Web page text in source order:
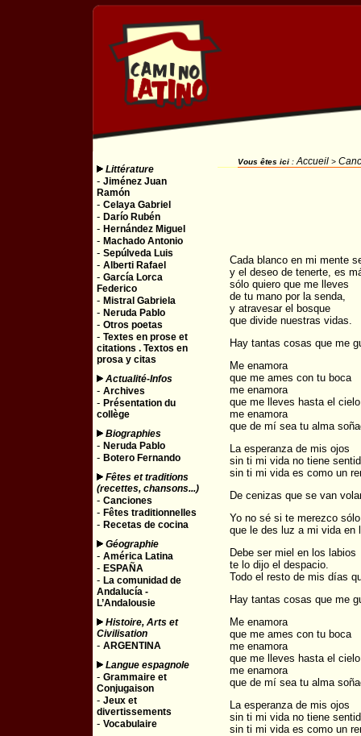
Littérature
- Jiménez Juan
Ramón
- Celaya Gabriel
- Darío Rubén
- Hernández Miguel
- Machado Antonio
- Sepúlveda Luis
- Alberti Rafael
- García Lorca
Federico
- Mistral Gabriela
- Neruda Pablo
- Otros poetas
- Textes en prose et
citations . Textos en
prosa y citas
Actualité-Infos
- Archives
- Présentation du
collège
Biographies
- Neruda Pablo
- Botero Fernando
Fêtes et traditions
(recettes, chansons...)
- Canciones
- Fêtes traditionnelles
- Recetas de cocina
Géographie
- América Latina
- ESPAÑA
- La comunidad de
Andalucía -
L’Andalousie
Histoire, Arts et
Civilisation
- ARGENTINA
Langue espagnole
- Grammaire et
Conjugaison
- Jeux et
divertissements
- Vocabulaire
Vous êtes ici : Accueil >
Cada blanco en mi mente
y el deseo de tenerte, es
sólo quiero que me lleves
de tu mano por la senda,
y atravesar el bosque
que divide nuestras vidas.
Hay tantas cosas que me
Me enamora
que me ames con tu boca
me enamora
que me lleves hasta el
me enamora
que de mí sea tu alma
La esperanza de mis ojos
sin ti mi vida no tiene
sin ti mi vida es como un
De cenizas que se van
Yo no sé si te merezco
que le des luz a mi vida en
Debe ser miel en los labios
te lo dijo el despacio.
Todo el resto de mis días
Hay tantas cosas que me
Me enamora
que me ames con tu boca
me enamora
que me lleves hasta el
me enamora
que de mí sea tu alma
La esperanza de mis ojos
sin ti mi vida no tiene
sin ti mi vida es como un